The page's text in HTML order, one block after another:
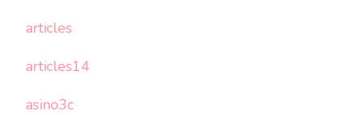
articles
articles14
asino3c